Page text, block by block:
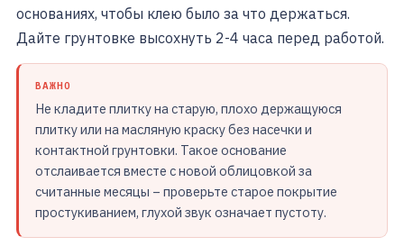
основаниях, чтобы клею было за что держаться.
Дайте грунтовке высохнуть 2-4 часа перед работой.
ВАЖНО
Не кладите плитку на старую, плохо держащуюся
плитку или на масляную краску без насечки и
контактной грунтовки. Такое основание
отслаивается вместе с новой облицовкой за
считанные месяцы – проверьте старое покрытие
простукиванием, глухой звук означает пустоту.